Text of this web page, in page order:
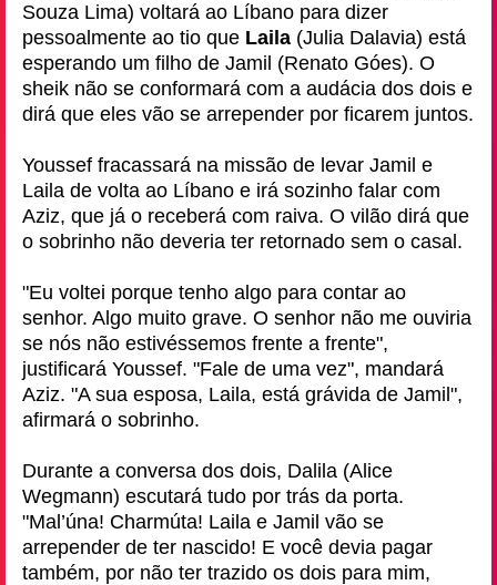
Souza Lima) voltará ao Líbano para dizer
pessoalmente ao tio que Laila (Julia Dalavia) está
esperando um filho de Jamil (Renato Góes). O
sheik não se conformará com a audácia dos dois e
dirá que eles vão se arrepender por ficarem juntos.
Youssef fracassará na missão de levar Jamil e
Laila de volta ao Líbano e irá sozinho falar com
Aziz, que já o receberá com raiva. O vilão dirá que
o sobrinho não deveria ter retornado sem o casal.
"Eu voltei porque tenho algo para contar ao
senhor. Algo muito grave. O senhor não me ouviria
se nós não estivéssemos frente a frente",
justificará Youssef. "Fale de uma vez", mandará
Aziz. "A sua esposa, Laila, está grávida de Jamil",
afirmará o sobrinho.
Durante a conversa dos dois, Dalila (Alice
Wegmann) escutará tudo por trás da porta.
"Mal’úna! Charmúta! Laila e Jamil vão se
arrepender de ter nascido! E você devia pagar
também, por não ter trazido os dois para mim,